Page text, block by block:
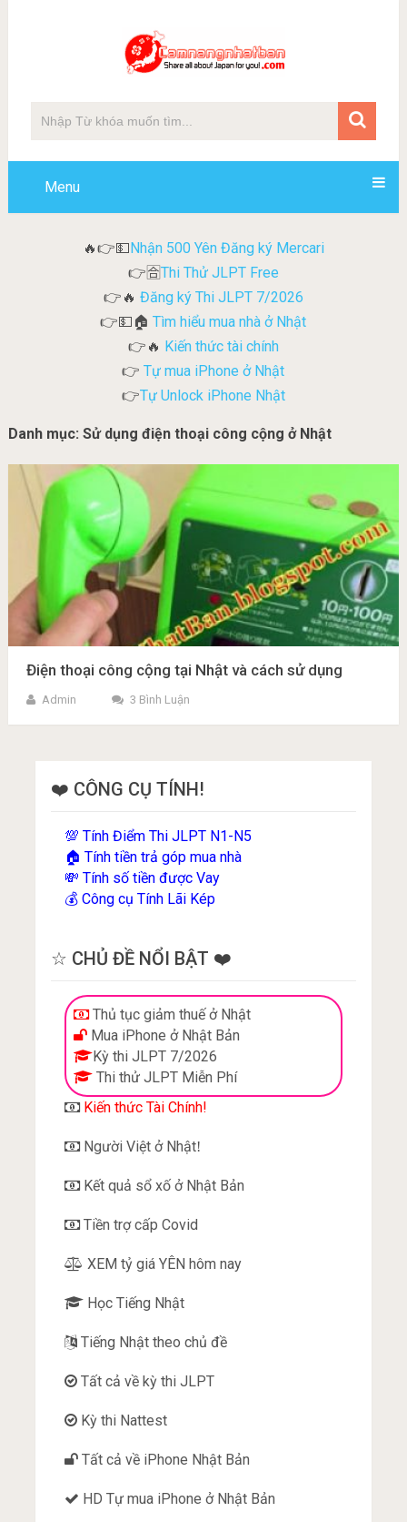
Menu
🔥👉💵Nhận 500 Yên Đăng ký Mercari
👉🈴Thi Thử JLPT Free
👉🔥 Đăng ký Thi JLPT 7/2026
👉💵🏠Tìm hiểu mua nhà ở Nhật
👉🔥 Kiến thức tài chính
👉 Tự mua iPhone ở Nhật
👉Tự Unlock iPhone Nhật
Danh mục: Sử dụng điện thoại công cộng ở Nhật
Điện thoại công cộng tại Nhật và cách sử dụng
Admin 3 Bình Luận
❤️ CÔNG CỤ TÍNH!
💯Tính Điểm Thi JLPT N1-N5
🏠Tính tiền trả góp mua nhà
💸Tính số tiền được Vay
💰Công cụ Tính Lãi Kép
☆ CHỦ ĐỀ NỔI BẬT ❤️
Thủ tục giảm thuế ở Nhật
Mua iPhone ở Nhật Bản
Kỳ thi JLPT 7/2026
Thi thử JLPT Miễn Phí
Kiến thức Tài Chính!
Người Việt ở Nhật!
Kết quả sổ xố ở Nhật Bản
Tiền trợ cấp Covid
XEM tỷ giá YÊN hôm nay
Học Tiếng Nhật
Tiếng Nhật theo chủ đề
Tất cả về kỳ thi JLPT
Kỳ thi Nattest
Tất cả về iPhone Nhật Bản
HD Tự mua iPhone ở Nhật Bản